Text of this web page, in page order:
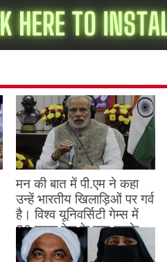
मन की बात में पी.एम ने कहा
उन्हें भारतीय खिलाड़िओं पर गर्व
है। विश्व यूनिवर्सिटी गेम्स में
26 पदक देश के नाम करके
उन्होंने देश का नाम रोशन किया